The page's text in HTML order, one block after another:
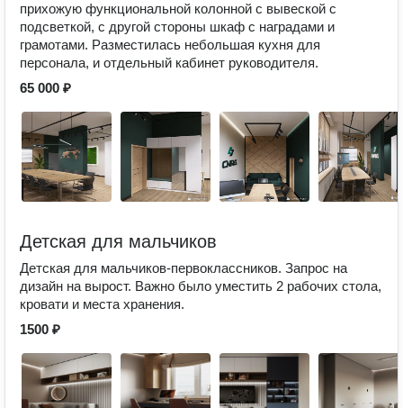
прихожую функциональной колонной с вывеской с
подсветкой, с другой стороны шкаф с наградами и
грамотами. Разместилась небольшая кухня для
персонала, и отдельный кабинет руководителя.
65 000 ₽
Детская для мальчиков
Детская для мальчиков-первоклассников. Запрос на
дизайн на вырост. Важно было уместить 2 рабочих стола,
кровати и места хранения.
1500 ₽